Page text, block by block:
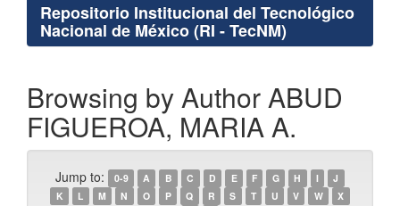
Repositorio Institucional del Tecnológico
Nacional de México (RI - TecNM)
Browsing by Author ABUD
FIGUEROA, MARIA A.
Jump to: 0-9 A B C D E F G H I
J
K
L M N O P Q R S T U V W
X